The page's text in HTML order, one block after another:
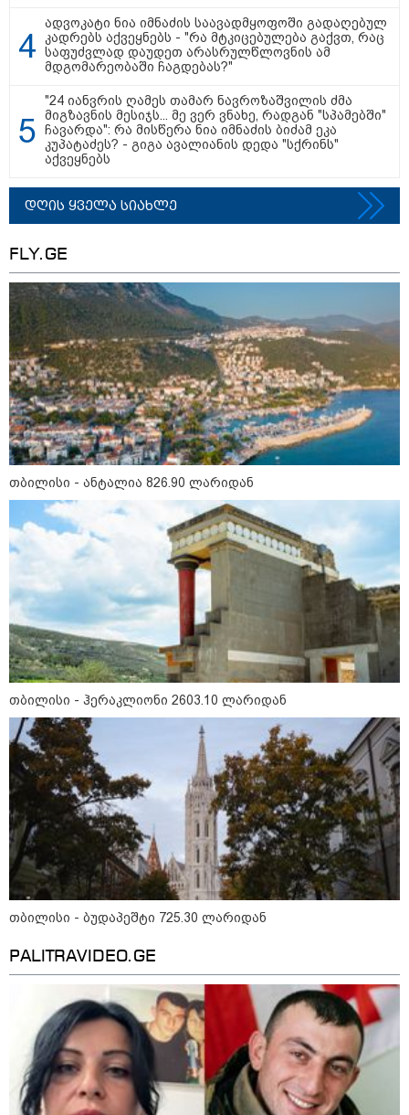
თბილისი - ანტალია 826.90
ლარიდან
თბილისი - ბუდაპეშტი 725.30
ლარიდან
თბილისი - რომი 1316.70 ლარიდან
მნიშვნელოვანი ინფორმაცია
11:13 / 05-08-2026
Hisense წარმოგიდგენთ გზავნილს "ინოვაციები
უკეთესი ცხოვრებისათვის" FIFA-ს 2026 წლის
მსოფლიო ჩემპიონატზე™
15:49 / 06-08-2026
ადვოკატი ნია იმნაძის საავადმყოფოში გადაღებულ
კადრებს აქვეყნებს - "რა მტკიცებულება გაქვთ, რაც
საფუძვლად დაუდეთ არასრულწლოვნის ამ
მდგომარეობაში ჩაგდებას?"
"24 იანვრის ღამეს თამარ ნავროზაშვილის ძმა
მიგზავნის მესიჯს... მე ვერ ვნახე, რადგან "სპამებში"
ჩავარდა": რა მისწერა ნია იმნაძის ბიძამ ეკა
კუპატაძეს? - გიგა ავალიანის დედა "სქრინს"
აქვეყნებს
დღის ყველა სიახლე
FLY.GE
თბილისი - ანტალია 826.90 ლარიდან
თბილისი - ჰერაკლიონი 2603.10 ლარიდან
თბილისი - ბუდაპეშტი 725.30 ლარიდან
PALITRAVIDEO.GE